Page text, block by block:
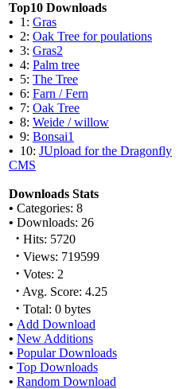
Top10 Downloads
• 1: Gras
• 2: Oak Tree for poulations
• 3: Gras2
• 4: Palm tree
• 5: The Tree
• 6: Farn / Fern
• 7: Oak Tree
• 8: Weide / willow
• 9: Bonsai1
• 10: JUpload for the Dragonfly
CMS
Downloads Stats
• Categories: 8
• Downloads: 26
· Hits: 5720
· Views: 719599
· Votes: 2
· Avg. Score: 4.25
· Total: 0 bytes
• Add Download
• New Additions
• Popular Downloads
• Top Downloads
• Random Download